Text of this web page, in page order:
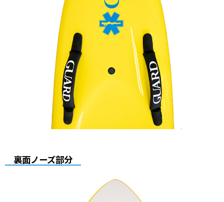
裏面ノーズ部分